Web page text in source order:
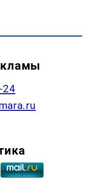
24